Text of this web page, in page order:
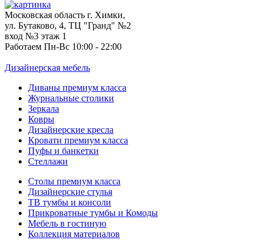
Московская область г. Химки,
ул. Бутаково, 4, ТЦ "Гранд" №2
вход №3 этаж 1
Работаем Пн-Вс 10:00 - 22:00
Дизайнерская мебель
Диваны премиум класса
Журнальные столики
Зеркала
Ковры
Дизайнерские кресла
Кровати премиум класса
Пуфы и банкетки
Стеллажи
Столы премиум класса
Дизайнерские стулья
ТВ тумбы и консоли
Прикроватные тумбы и Комоды
Мебель в гостиную
Коллекция материалов